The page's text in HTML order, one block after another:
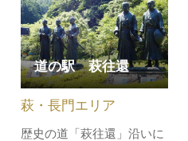
道の駅 萩往還
歴史の道「萩往還」沿いに
萩・長門エリア